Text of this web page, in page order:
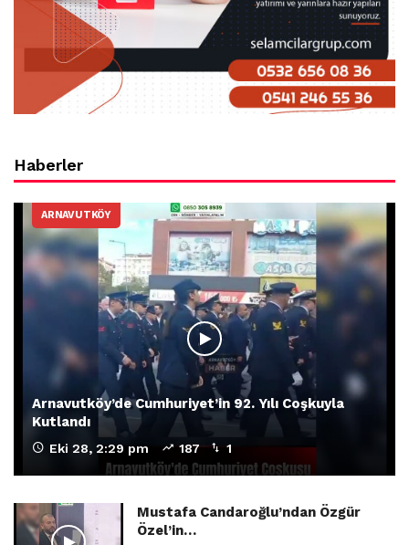
Haberler
ARNAVUTKÖY
Arnavutköy’de Cumhuriyet’in 92. Yılı Coşkuyla
Kutlandı
Eki 28, 2:29 pm 187 1
Mustafa Candaroğlu’ndan Özgür
Özel’in…